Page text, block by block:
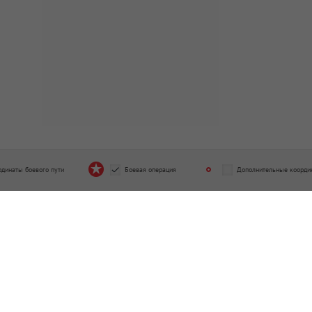
боевого пути Боевая операция Дополнительные